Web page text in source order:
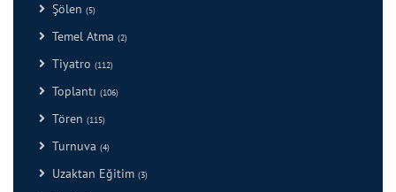
Şölen (5)
Temel Atma (2)
Tiyatro (112)
Toplantı (106)
Tören (115)
Turnuva (4)
Uzaktan Eğitim (3)